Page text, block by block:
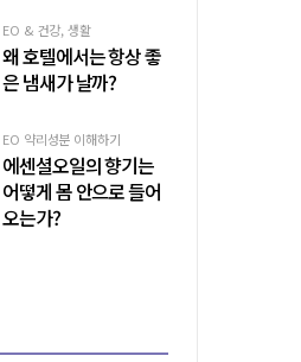
EO & 건강, 생활
왜 호텔에서는 항상 좋
은 냄새가 날까?
EO 약리성분 이해하기
에센셜오일의 향기는
어떻게 몸 안으로 들어
오는가?